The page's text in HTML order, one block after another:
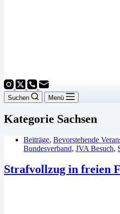
Suchen Menü
Kategorie Sachsen
Beiträge, Bevorstehende
Bundesverband, JVA Besuch,
Strafvollzug in freien